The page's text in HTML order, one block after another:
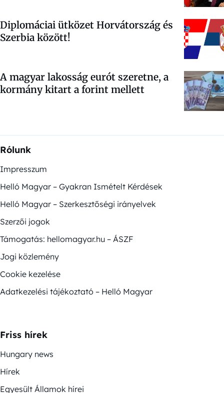
Diplomáciai ütközet Horvátország és
Szerbia között!
A magyar lakosság eurót szeretne, a
kormány kitart a forint mellett
Rólunk
Impresszum
Helló Magyar – Gyakran Ismételt Kérdések
Helló Magyar – Szerkesztőségi irányelvek
Szerzői jogok
Támogatás: hellomagyar.hu – ÁSZF
Jogi közlemény
Cookie kezelése
Adatkezelési tájékoztató – Helló Magyar
Friss hírek
Hungary news
Hírek
Egyesült Államok hírei